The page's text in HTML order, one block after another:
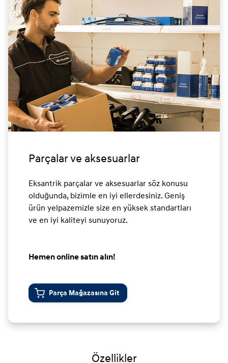
Parçalar ve aksesuarlar
Eksantrik parçalar ve aksesuarlar söz konusu
olduğunda, bizimle en iyi ellerdesiniz. Geniş
ürün yelpazemizle size en yüksek standartları
ve en iyi kaliteyi sunuyoruz.
Hemen online satın alın!
Parça Mağazasına Git
Özellikler